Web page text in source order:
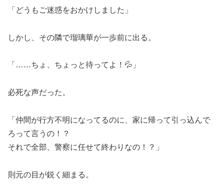
「どうもご迷惑をおかけしました」
しかし、その隣で瑠璃華が一歩前に出る。
「……ちょ、ちょっと待ってよ！💦」
必死な声だった。
「仲間が行方不明になってるのに、家に帰って引っ込んで
ろって言うの！？
それで全部、警察に任せて終わりなの！？」
則元の目が鋭く細まる。